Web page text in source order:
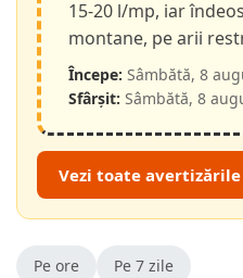
15-20 l/mp, iar
montane, pe arii
Începe: Sâmbătă, 8
Sfârșit: Sâmbătă, 8
Vezi toate
Pe ore Pe 7 zile